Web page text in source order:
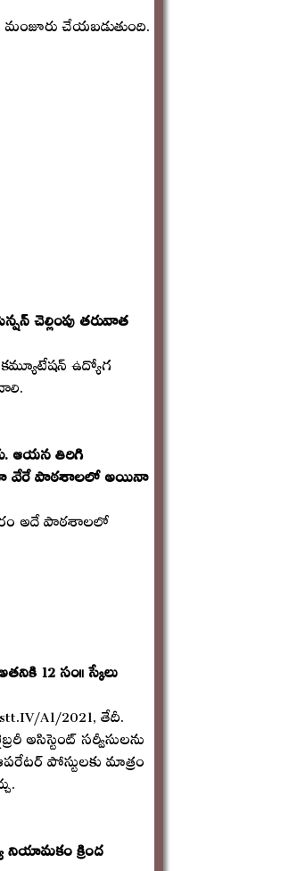
చేయబడుతుంది.
చెల్లింపు తరువాత
ఉద్యోగ
ఆయన తిరిగి
లేదా వేరే పాఠశాలలో అయినా
అదే పాఠశాలలో
12 సం॥ స్కేలు
A1/2021, తేదీ.
అసిస్టెంట్ సర్వీసులను
పోస్టులకు మాత్రం
నియామకం క్రింద